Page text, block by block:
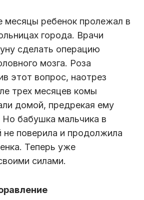
месяцы ребенок пролежал в
города. Врачи
сделать операцию
мозга. Роза
этот вопрос, наотрез
трех месяцев комы
домой, предрекая ему
Но бабушка мальчика в
не поверила и продолжила
Теперь уже
силами.